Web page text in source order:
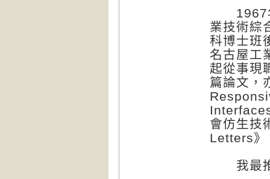
1967年
業技術綜
科博士班
名古屋工
起從事現
篇論文，
會仿生技
Letters》
我最推